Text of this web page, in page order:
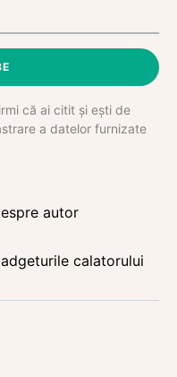
că ai citit și ești de
a datelor furnizate
autor
calatorului